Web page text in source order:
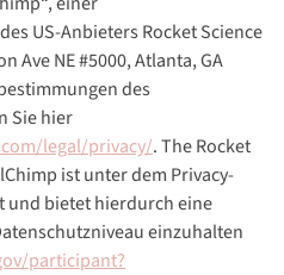
US-Anbieters Rocket Science
Ave NE #5000, Atlanta, GA
des
Sie hier
legal/privacy/. The Rocket
ist unter dem Privacy-
und bietet hierdurch eine
einzuhalten
participant?